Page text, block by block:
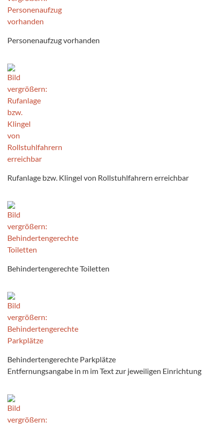
Personenaufzug vorhanden
Rufanlage bzw. Klingel von Rollstuhlfahrern erreichbar
Behindertengerechte Toiletten
Behindertengerechte Parkplätze
Entfernungsangabe in m im Text zur jeweiligen Einrichtung